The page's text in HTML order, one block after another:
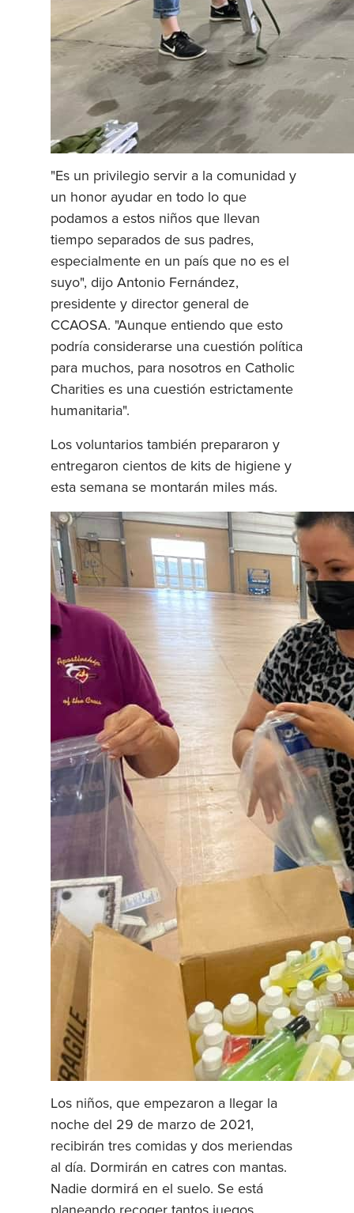
"Es un privilegio servir a la comunidad y
un honor ayudar en todo lo que
podamos a estos niños que llevan
tiempo separados de sus padres,
especialmente en un país que no es el
suyo", dijo Antonio Fernández,
presidente y director general de
CCAOSA. "Aunque entiendo que esto
podría considerarse una cuestión política
para muchos, para nosotros en Catholic
Charities es una cuestión estrictamente
humanitaria".
Los voluntarios también prepararon y
entregaron cientos de kits de higiene y
esta semana se montarán miles más.
Los niños, que empezaron a llegar la
noche del 29 de marzo de 2021,
recibirán tres comidas y dos meriendas
al día. Dormirán en catres con mantas.
Nadie dormirá en el suelo. Se está